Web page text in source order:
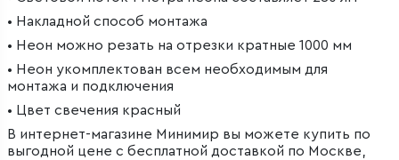
• Накладной способ монтажа
• Неон можно резать на отрезки кратные 1000 мм
• Неон укомплектован всем необходимым для
монтажа и подключения
• Цвет свечения красный
В интернет-магазине Минимир вы можете купить по
выгодной цене с бесплатной доставкой по Москве,